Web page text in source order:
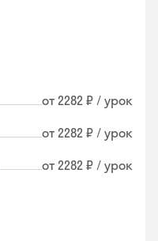
от 2282 ₽ / урок
от 2282 ₽ / урок
от 2282 ₽ / урок